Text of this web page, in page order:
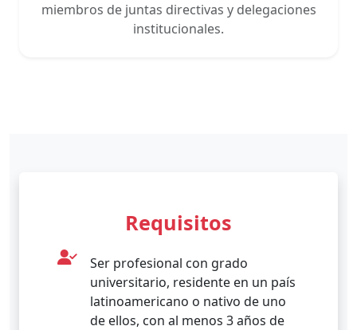
miembros de juntas directivas y delegaciones
institucionales.
Requisitos
Ser profesional con grado
universitario, residente en un país
latinoamericano o nativo de uno
de ellos, con al menos 3 años de